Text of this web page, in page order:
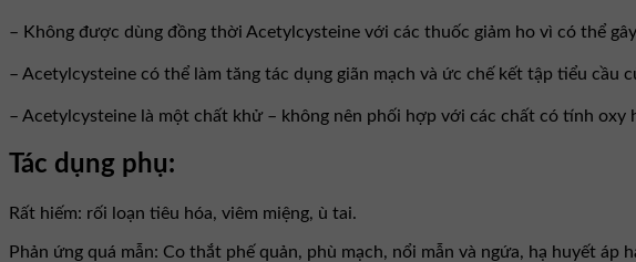
– Không được dùng đồng thời Acetylcysteine với các thuốc giảm ho vì có thể
– Acetylcysteine có thể làm tăng tác dụng giãn mạch và ức chế kết tập tiểu cầu
– Acetylcysteine là một chất khử – không nên phối hợp với các chất có tính oxy
Tác dụng phụ:
Rất hiếm: rối loạn tiêu hóa, viêm miệng, ù tai.
Phản ứng quá mẫn: Co thắt phế quản, phù mạch, nổi mẫn và ngứa, hạ huyết áp